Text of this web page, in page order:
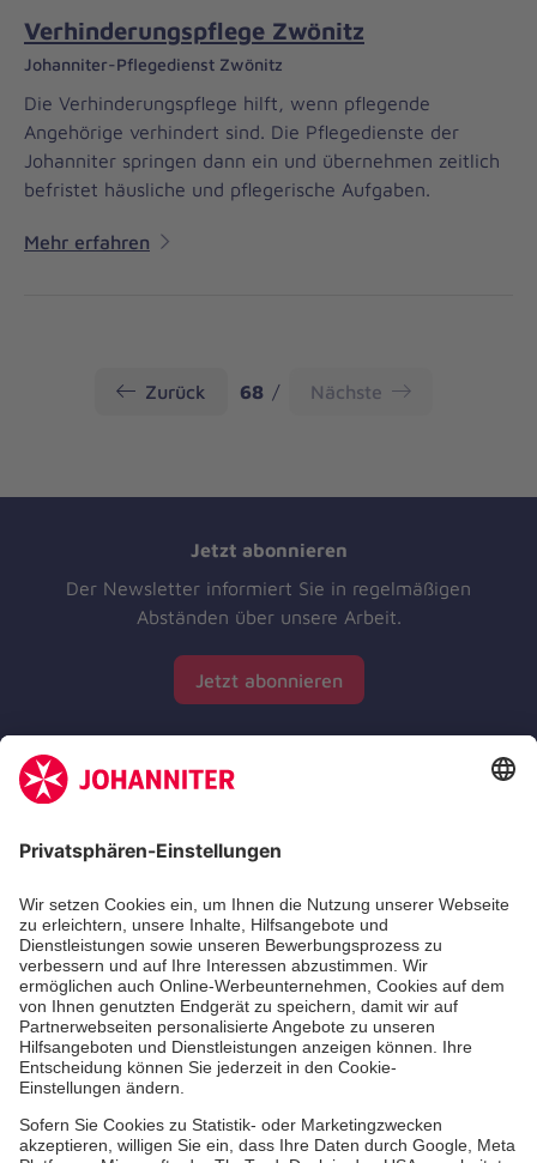
Verhinderungspflege Zwönitz
Johanniter-Pflegedienst Zwönitz
Die Verhinderungspflege hilft, wenn pflegende
Angehörige verhindert sind. Die Pflegedienste der
Johanniter springen dann ein und übernehmen zeitlich
befristet häusliche und pflegerische Aufgaben.
Mehr erfahren
Zurück Seite
68 Nächste
Jetzt abonnieren
Der Newsletter informiert Sie in regelmäßigen
Abständen über unsere Arbeit.
Jetzt abonnieren
Zertifizierung der Johanniter-Unfall-Hilfe e.V.
Die Johanniter GmbH führt das Spendenzertifikat
des Deutschen Spendenrats e.V.